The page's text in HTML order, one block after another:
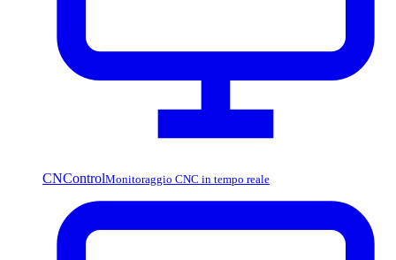
CNControlMonitoraggio CNC in tempo reale